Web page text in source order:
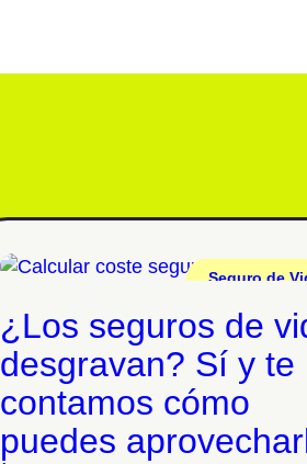
Seguro de
¿Los seguros de
desgravan? Sí y te
contamos cómo
puedes